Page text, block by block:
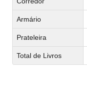
Armário
Prateleira
Total de Livros